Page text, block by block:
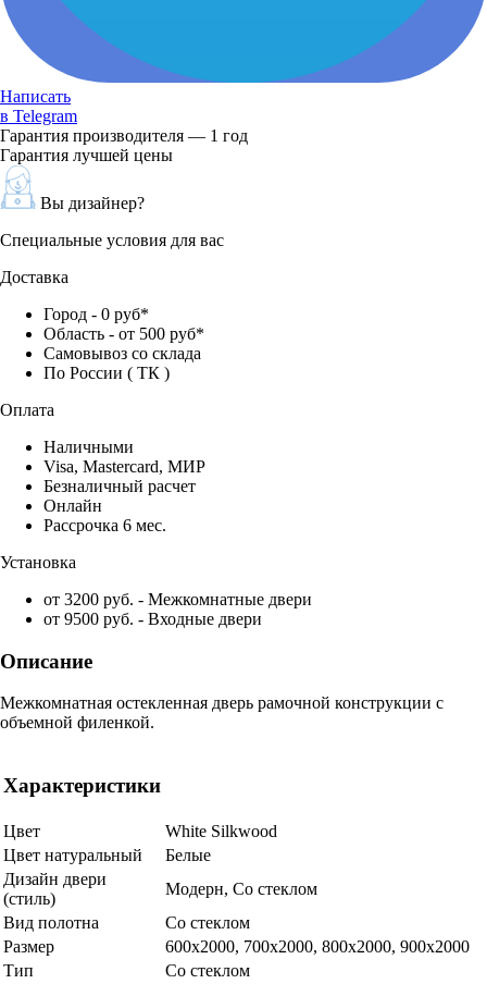
Написать
в Telegram
Гарантия производителя — 1 год
Гарантия лучшей цены
Вы дизайнер?
Специальные условия для вас
Доставка
Город - 0 руб*
Область - от 500 руб*
Самовывоз со склада
По России ( ТК )
Оплата
Наличными
Visa, Mastercard, МИР
Безналичный расчет
Онлайн
Рассрочка 6 мес.
Установка
от 3200 руб. - Межкомнатные двери
от 9500 руб. - Входные двери
Описание
Межкомнатная остекленная дверь рамочной конструкции с
объемной филенкой.
Характеристики
Цвет
White Silkwood
Цвет натуральный
Белые
Дизайн двери
(стиль)
Модерн, Со стеклом
Вид полотна
Со стеклом
Размер
600x2000, 700x2000, 800x2000, 900x2000
Тип
Со стеклом